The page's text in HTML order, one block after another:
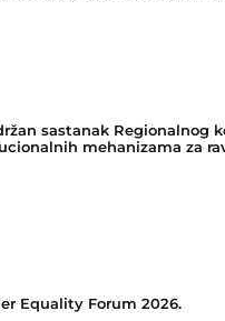
sastanak Regionalnog
mehanizama za
Equality Forum 2026.